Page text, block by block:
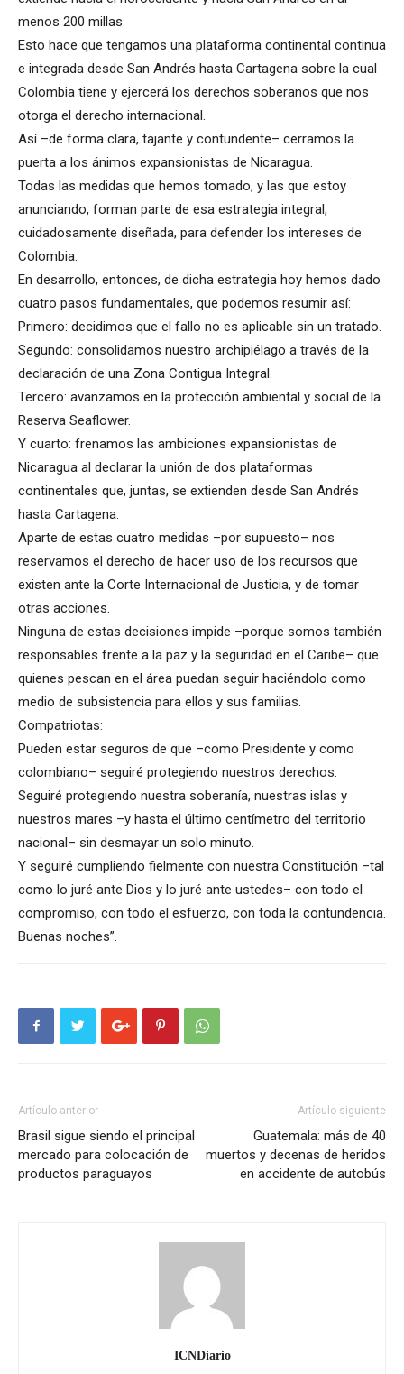
menos 200 millas
Esto hace que tengamos una plataforma continental continua
e integrada desde San Andrés hasta Cartagena sobre la cual
Colombia tiene y ejercerá los derechos soberanos que nos
otorga el derecho internacional.
Así –de forma clara, tajante y contundente– cerramos la
puerta a los ánimos expansionistas de Nicaragua.
Todas las medidas que hemos tomado, y las que estoy
anunciando, forman parte de esa estrategia integral,
cuidadosamente diseñada, para defender los intereses de
Colombia.
En desarrollo, entonces, de dicha estrategia hoy hemos dado
cuatro pasos fundamentales, que podemos resumir así:
Primero: decidimos que el fallo no es aplicable sin un tratado.
Segundo: consolidamos nuestro archipiélago a través de la
declaración de una Zona Contigua Integral.
Tercero: avanzamos en la protección ambiental y social de la
Reserva Seaflower.
Y cuarto: frenamos las ambiciones expansionistas de
Nicaragua al declarar la unión de dos plataformas
continentales que, juntas, se extienden desde San Andrés
hasta Cartagena.
Aparte de estas cuatro medidas –por supuesto– nos
reservamos el derecho de hacer uso de los recursos que
existen ante la Corte Internacional de Justicia, y de tomar
otras acciones.
Ninguna de estas decisiones impide –porque somos también
responsables frente a la paz y la seguridad en el Caribe– que
quienes pescan en el área puedan seguir haciéndolo como
medio de subsistencia para ellos y sus familias.
Compatriotas:
Pueden estar seguros de que –como Presidente y como
colombiano– seguiré protegiendo nuestros derechos.
Seguiré protegiendo nuestra soberanía, nuestras islas y
nuestros mares –y hasta el último centímetro del territorio
nacional– sin desmayar un solo minuto.
Y seguiré cumpliendo fielmente con nuestra Constitución –tal
como lo juré ante Dios y lo juré ante ustedes– con todo el
compromiso, con todo el esfuerzo, con toda la contundencia.
Buenas noches”.
Artículo anterior
Brasil sigue siendo el principal
mercado para colocación de
productos paraguayos
Artículo siguiente
Guatemala: más de 40
muertos y decenas de heridos
en accidente de autobús
ICNDiario